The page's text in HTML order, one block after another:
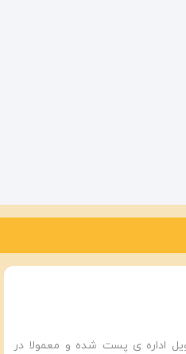
اداره ی پست شده و معمولا در